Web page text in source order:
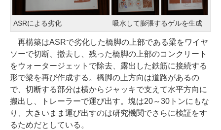
ASRによる劣化 吸水して膨張するゲルを生成
再構築はASRで劣化した橋脚の上部である梁をワイヤ
ソーで切断、撤去し、残った橋脚の上部のコンクリート
をウォータージェットで除去、露出した鉄筋に接続する
形で梁を再び作成する。橋脚の上方向は道路があるの
で、切断する部分は横からジャッキで支えて水平方向に
搬出し、トレーラーで運び出す。塊は20～30トンにもな
り、大きいまま運び出すのは研究機関でさらに検証をす
るためだとしている。